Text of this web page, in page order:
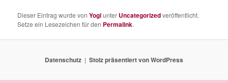
Dieser Eintrag wurde vonYogiunter Uncategorizedveröffentlicht.
Setze ein Lesezeichen für den Permalink.
Datenschutz Stolz präsentiert von WordPress